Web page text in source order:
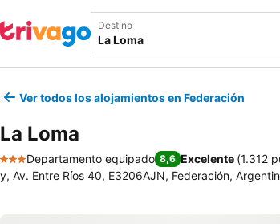
Destino
Ver todos los alojamientos en Federación
La Loma
3 Estrellas
Departamento equipado 8,6 Excelente (1.312
y, Av. Entre Ríos 40, E3206AJN, Federación,